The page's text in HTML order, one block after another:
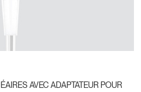
AVEC ADAPTATEUR POUR